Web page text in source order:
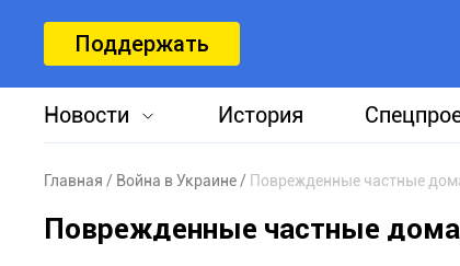
Поддержать
Новости История
Главная Война в Украине Поврежденные частные
Поврежденные частные